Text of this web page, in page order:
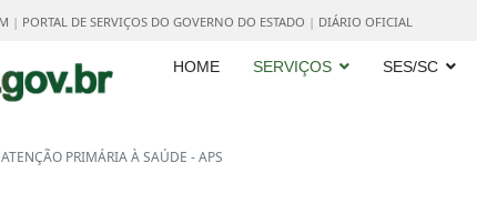
| PORTAL DE SERVIÇOS DO GOVERNO DO ESTADO | DIÁRIO OFICIAL
HOME SERVIÇOS SES/SC
ATENÇÃO PRIMÁRIA À SAÚDE - APS